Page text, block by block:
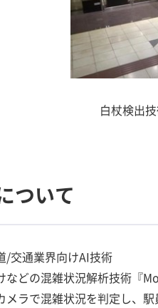
白杖検出
ついて
/交通業界向けAI技術
などの混雑状況解析技術『
メラで混雑状況を判定し、